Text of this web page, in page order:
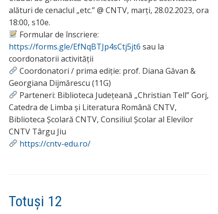
alături de cenaclul „etc.” @ CNTV, marți, 28.02.2023, ora
18:00, s10e.
Formular de înscriere:
https://forms.gle/EfNqBTJp4sCtj5jt6 sau la
coordonatorii activității
Coordonatori / prima ediție: prof. Diana Găvan &
Georgiana Dijmărescu (11G)
Parteneri: Biblioteca Județeană „Christian Tell” Gorj,
Catedra de Limba și Literatura Română CNTV,
Biblioteca Școlară CNTV, Consiliul Școlar al Elevilor
CNTV Târgu Jiu
https://cntv-edu.ro/
Totuși 12